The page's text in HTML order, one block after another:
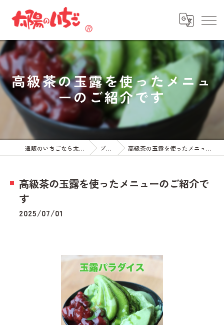
高級茶の玉露を使ったメニュ
ーのご紹介です
通販のいちごなら太陽のいちご ブログ 高級茶の玉露を使ったメニューのご紹介です
高級茶の玉露を使ったメニューのご紹介で
す
2025/07/01